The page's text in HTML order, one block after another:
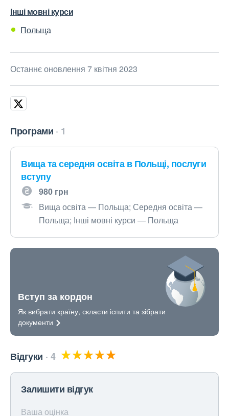
Інші мовні курси
Польща
Останнє оновлення 7 квітня 2023
Програми 1
Вища та середня освіта в Польщі, послуги
вступу
980 грн
Вища освіта — Польща; Середня освіта —
Польща; Інші мовні курси — Польща
Вступ за кордон
Як вибрати країну, скласти іспити та зібрати
документи
Відгуки 4
Залишити відгук
Ваша оцінка